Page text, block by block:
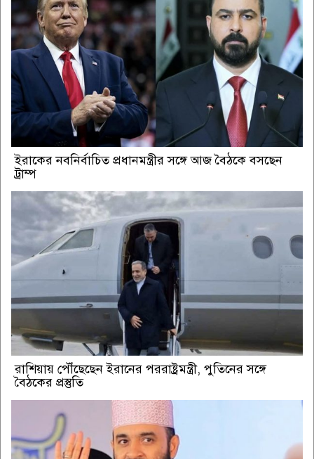
ইরাকের নবনির্বাচিত প্রধানমন্ত্রীর সঙ্গে আজ বৈঠকে বসছেন
ট্রাম্প
রাশিয়ায় পৌঁছেছেন ইরানের পররাষ্ট্রমন্ত্রী, পুতিনের সঙ্গে
বৈঠকের প্রস্তুতি